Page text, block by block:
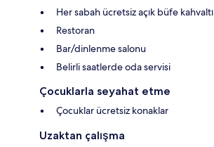
Her sabah ücretsiz açık büfe kahvaltı
Restoran
Bar/dinlenme salonu
Belirli saatlerde oda servisi
Çocuklarla seyahat etme
Çocuklar ücretsiz konaklar
Uzaktan çalışma